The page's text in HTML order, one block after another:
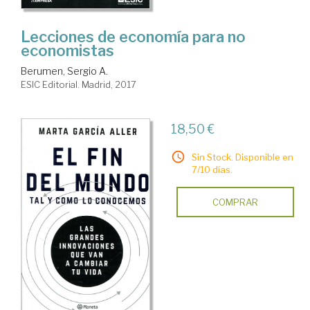
Lecciones de economía para no
economistas
Berumen, Sergio A.
ESIC Editorial. Madrid, 2017
18,50 €
Sin Stock. Disponible en
7/10 días.
COMPRAR